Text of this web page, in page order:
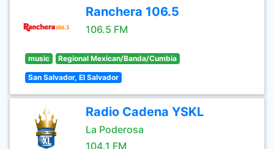
Ranchera 106.5
106.5 FM
music Regional Mexican/Banda/Cumbia
San Salvador, El Salvador
Radio Cadena YSKL
La Poderosa
104.1 FM